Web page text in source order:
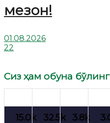
мезон!
01.08.2026
22
Сиз ҳам обуна бўлинг